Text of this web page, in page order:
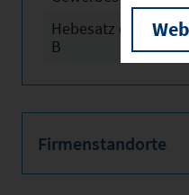
Hebesatz der
B
Firmenstandorte